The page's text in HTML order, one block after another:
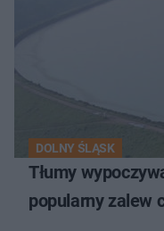
DOLNY ŚLĄSK
Tłumy
popularny zalew